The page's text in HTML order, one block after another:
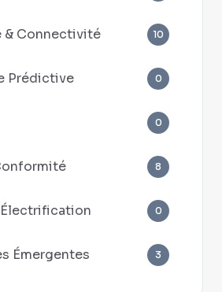
& Connectivité 10
Prédictive 0
0
8
0
Émergentes 3